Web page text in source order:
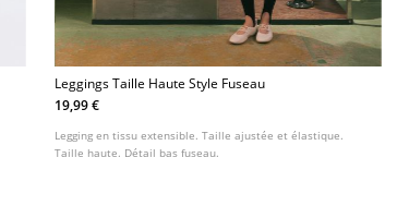
Leggings Taille Haute Style Fuseau
19,99 €
Legging en tissu extensible. Taille ajustée et élastique.
Taille haute. Détail bas fuseau.